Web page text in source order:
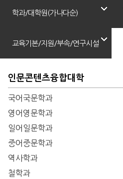
인문콘텐츠융합대학
국어국문학과
영어영문학과
일어일문학과
중어중문학과
역사학과
철학과
학과/대학원(가나다순)
교육기본/지원/부속/연구시설